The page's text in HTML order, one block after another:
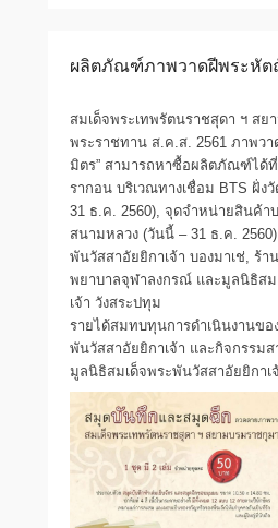
ผลิตภัณฑ์ภาพวาดฝีพระหัต
สมเด็จพระเทพรัตนราชสุดา ฯ สย
พระราชทาน ส.ค.ส. 2561 ภาพว
มิตร” สามารถหาซื้อผลิตภัณฑ์ได้
รากอน บริเวณทางเชื่อม BTS ฝั่ง
31 ธ.ค. 2560), จุดจำหน่ายสินค้า
สนามหลวง (วันนี้ – 31 ธ.ค.
พันวัสสาอัยยิกาเจ้า บองมาเช่, ร้
พยาบาลจุฬาลงกรณ์ และมูลนิธิสม
เจ้า วังสระปทุม
รายได้สมทบทุนการดำเนินงานข
พันวัสสาอัยยิกาเจ้า และกิจกรรม
มูลนิธิสมเด็จพระพันวัสสาอัยยิกาเ